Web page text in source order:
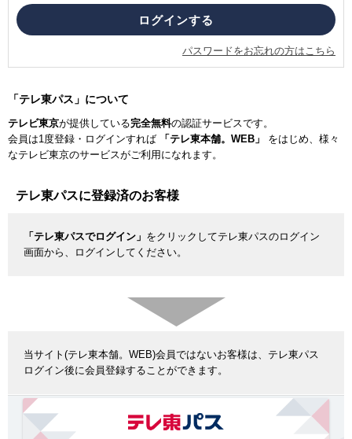
パスワードをお忘れの方はこちら
「テレ東パス」について
テレビ東京が提供している完全無料の認証サービスです。
会員は1度登録・ログインすれば
「テレ東本舗。WEB」 をはじめ、様々
なテレビ東京のサービスがご利用になれます。
テレ東パスに登録済のお客様
「テレ東パスでログイン」 をクリックしてテレ東パスのログイン
画面から、ログインしてください。
当サイト(テレ東本舗。WEB)会員ではないお客様は、テレ東パス
ログイン後に会員登録することができます。